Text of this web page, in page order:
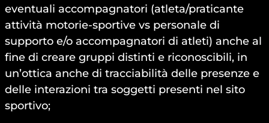
eventuali accompagnatori (atleta/praticante
attività motorie-sportive vs personale di
supporto e/o accompagnatori di atleti) anche al
fine di creare gruppi distinti e riconoscibili, in
un’ottica anche di tracciabilità delle presenze e
delle interazioni tra soggetti presenti nel sito
sportivo;